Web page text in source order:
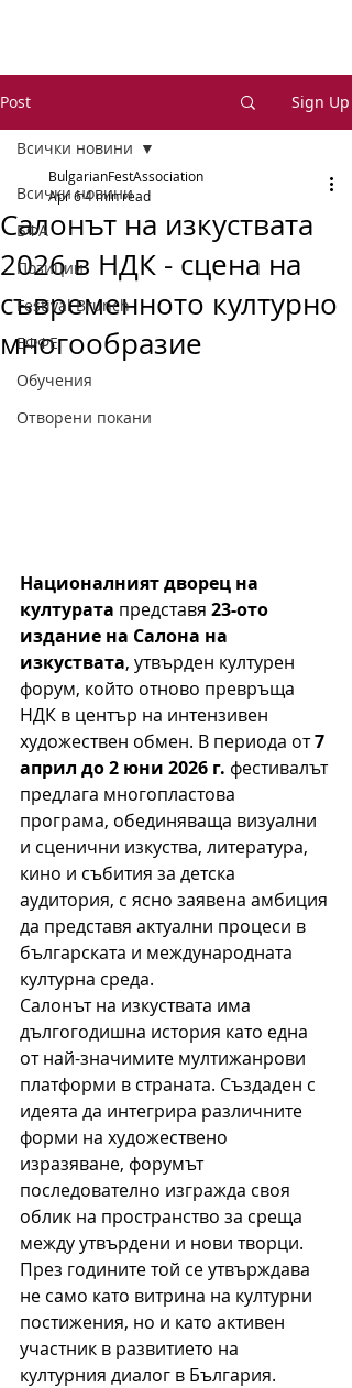
Post Sign Up
Всички новини
БФА
Позиции
Festival Brunch
ЕФФЕ
Обучения
Отворени покани
Всички новини
Салонът на изкуствата
2026 в НДК - сцена на
съвременното културно
многообразие
BulgarianFestAssociation
Apr 64 min read
Националният дворец на
културата представя 23-ото
издание на Салона на
изкуствата, утвърден културен
форум, който отново превръща
НДК в център на интензивен
художествен обмен. В периода от 7
април до 2 юни 2026 г. фестивалът
предлага многопластова
програма, обединяваща визуални
и сценични изкуства, литература,
кино и събития за детска
аудитория, с ясно заявена амбиция
да представя актуални процеси в
българската и международната
културна среда.
Салонът на изкуствата има
дългогодишна история като една
от най-значимите мултижанрови
платформи в страната. Създаден с
идеята да интегрира различните
форми на художествено
изразяване, форумът
последователно изгражда своя
облик на пространство за среща
между утвърдени и нови творци.
През годините той се утвърждава
не само като витрина на културни
постижения, но и като активен
участник в развитието на
културния диалог в България.